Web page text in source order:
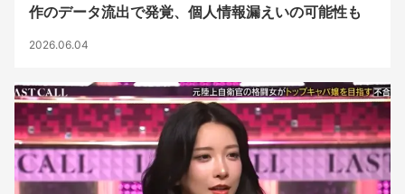
作のデータ流出で発覚、個人情報漏えいの可能性も
2026.06.04